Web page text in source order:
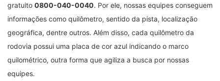
gratuito 0800-040-0040. Por ele, nossas equipes conseguem
informações como quilômetro, sentido da pista, localização
geográfica, dentre outros. Além disso, cada quilômetro da
rodovia possui uma placa de cor azul indicando o marco
quilométrico, outra forma que agiliza a busca por nossas
equipes.